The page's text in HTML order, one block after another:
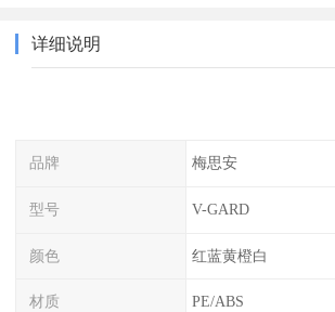
详细说明
品牌 梅思安
型号 V-GARD
颜色 红蓝黄橙白
材质 PE/ABS